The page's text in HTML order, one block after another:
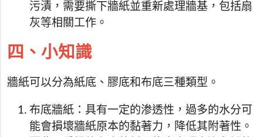
污漬，需要撕下牆紙並重新處理牆基，包括扇
灰等相關工作。
四、小知識
牆紙可以分為紙底、膠底和布底三種類型。
布底牆紙：具有一定的渗透性，過多的水分可
能會損壞牆紙原本的黏著力，降低其附著性。